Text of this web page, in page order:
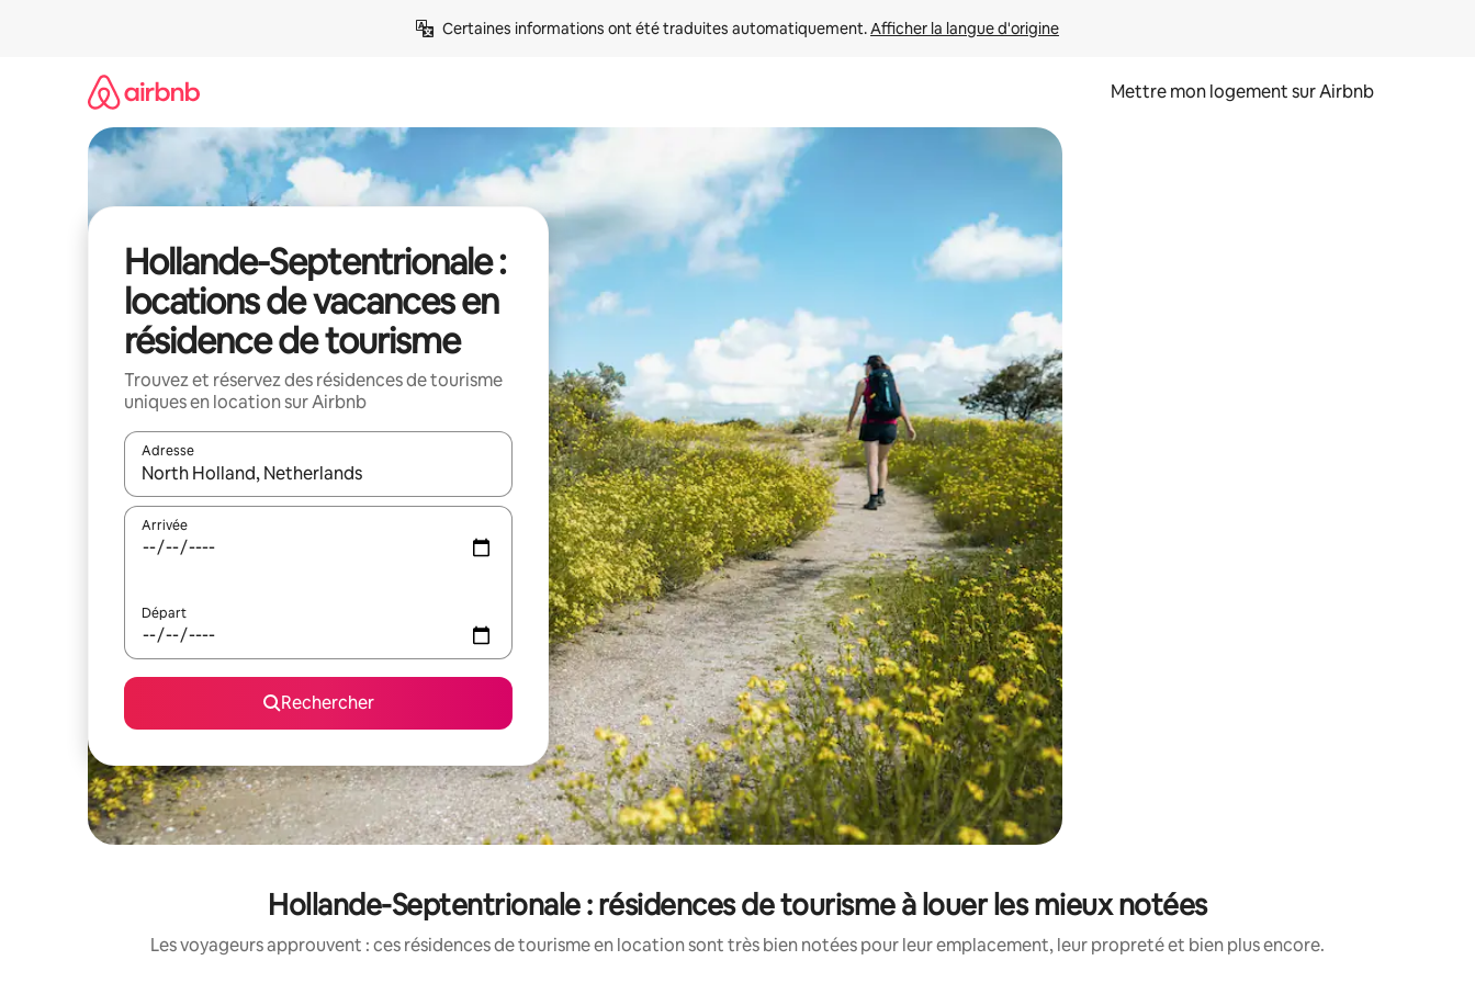
Certaines informations ont été traduites automatiquement. Afficher la langue d'origine
Mettre mon logement sur Airbnb
Hollande-Septentrionale :
locations de vacances en
résidence de tourisme
Trouvez et réservez des résidences de tourisme
uniques en location sur Airbnb
Adresse
Lorsque les résultats s'affichent, utilisez les flèches vers le haut et vers le bas pour les parcourir ou en appuyant et en faisant glisser.
Arrivée
Départ
Rechercher
Hollande-Septentrionale : résidences de tourisme à louer les mieux notées
Les voyageurs approuvent : ces résidences de tourisme en location sont très bien notées pour leur emplacement, leur propreté et bien plus encore.